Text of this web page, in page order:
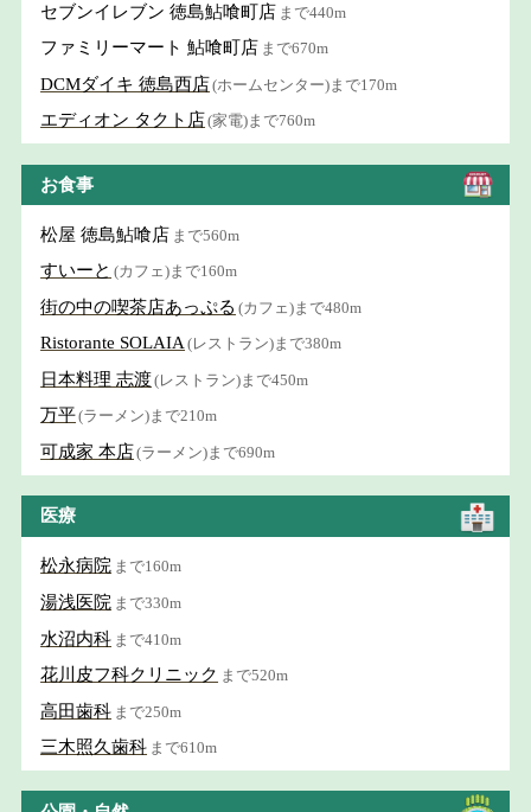
セブンイレブン 徳島鮎喰町店 まで440m
ファミリーマート 鮎喰町店 まで670m
DCMダイキ 徳島西店(ホームセンター)まで170m
エディオン タクト店(家電)まで760m
お食事
松屋 徳島鮎喰店 まで560m
すいーと (カフェ)まで160m
街の中の喫茶店あっぷる (カフェ)まで480m
Ristorante SOLAIA(レストラン)まで380m
日本料理 志渡(レストラン)まで450m
万平(ラーメン)まで210m
可成家 本店(ラーメン)まで690m
医療
松永病院 まで160m
湯浅医院 まで330m
水沼内科 まで410m
花川皮フ科クリニック まで520m
高田歯科 まで250m
三木照久歯科 まで610m